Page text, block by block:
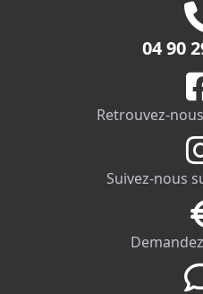
04 90
Retrouvez-
Suivez-nous